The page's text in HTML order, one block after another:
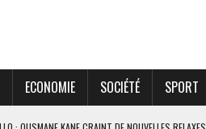
ECONOMIE SOCIÉTÉ SPORT